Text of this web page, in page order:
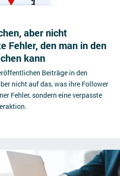
aber nicht
Fehler, den man in den
kann
Beiträge in den
nicht auf das, was ihre Follower
Fehler, sondern eine verpasste